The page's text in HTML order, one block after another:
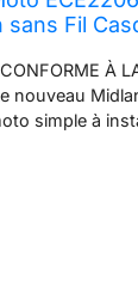
Fil
À
nouveau
simple à
4 personnes
marque
ECE 2206
SYSTÈMES
avec des